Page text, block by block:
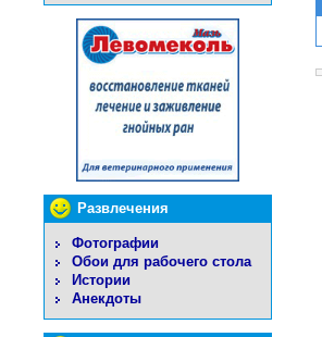
Развлечения
Фотографии
Обои для рабочего стола
Истории
Анекдоты